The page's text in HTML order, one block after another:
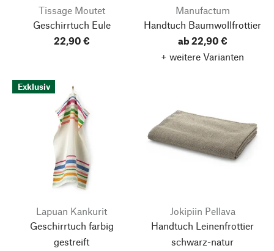
Tissage Moutet
Geschirrtuch Eule
22,90 €
Manufactum
Handtuch Baumwollfrottier
ab 22,90 €
+ weitere Varianten
Exklusiv
Lapuan Kankurit
Geschirrtuch farbig
gestreift
Jokipiin Pellava
Handtuch Leinenfrottier
schwarz-natur